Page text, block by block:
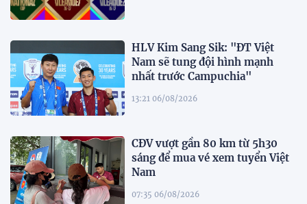
HLV Kim Sang Sik: "ĐT Việt
Nam sẽ tung đội hình mạnh
nhất trước Campuchia"
13:21 06/08/2026
CĐV vượt gần 80 km từ 5h30
sáng để mua vé xem tuyển Việt
Nam
07:35 06/08/2026